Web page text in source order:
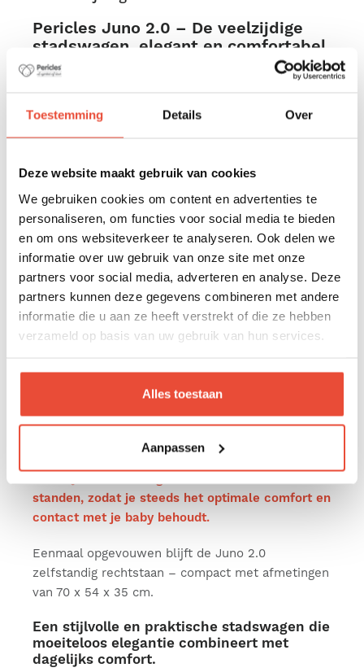
Toestemming Details Over
Deze website maakt gebruik van cookies
We gebruiken cookies om content en advertenties te
personaliseren, om functies voor social media te bieden
en om ons websiteverkeer te analyseren. Ook delen we
informatie over uw gebruik van onze site met onze
partners voor social media, adverteren en analyse. Deze
partners kunnen deze gegevens combineren met andere
informatie die u aan ze heeft verstrekt of die ze hebben
verzameld op basis van uw gebruik van hun services.
Alles toestaan
Aanpassen
Pericles Juno 2.0 – De veelzijdige
stadswagen, elegant en comfortabel
De Pericles Juno 2.0 wandelwagen is de ideale
willen, zonder in te boeten op comfort,
compactheid en gebruiksgemak. Dankzij het
moeiteloos in – perfect voor onderweg en in het
dagelijks leven.
De Juno 2.0 is een echt 3-in-1 travel system: op
het frame plaats je eenvoudig het meegeleverde
zitje, de Juno 2.0 reiswieg (apart verkrijgbaar) of
een compatibel autostoeltje groep 0+. Dit
autostoeltje kan bevestigd worden met behulp
van een adapterset (apart verkrijgbaar).
vind je bij de kenmerken.
Zo groeit de Juno 2.0 met je kindje mee vanaf de
allereerste momenten.
standen, zodat je steeds het optimale comfort en
contact met je baby behoudt.
Eenmaal opgevouwen blijft de Juno 2.0
zelfstandig rechtstaan – compact met afmetingen
van 70 x 54 x 35 cm.
Een stijlvolle en praktische stadswagen die
moeiteloos elegantie combineert met
dagelijks comfort.